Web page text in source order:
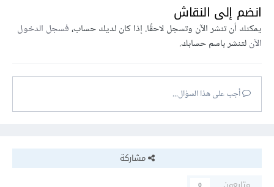
انضم إلى النقاش
يمكنك أن تنشر الآن وتسجل لاحقًا. إذا كان لديك حساب،فسجل الدخول
الآنلتنشر باسم حسابك.
أجب على هذا السؤال...
مشاركة